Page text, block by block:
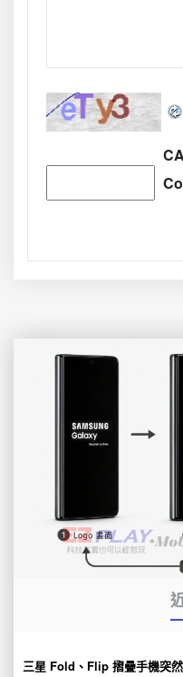
三星 Fold、Flip 摺疊手機突